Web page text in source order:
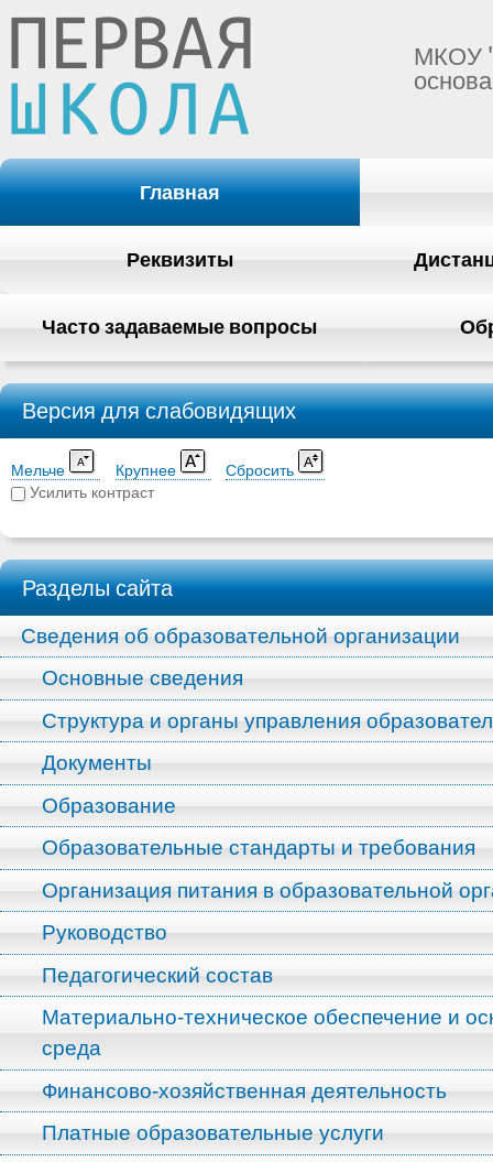
МКОУ
Главная
Реквизиты
Часто задаваемые вопросы
Версия для слабовидящих
Мельче Крупнее
Сбросить
Усилить контраст
Разделы сайта
Сведения об образовательной организации
Основные сведения
Структура и органы управления
Документы
Образование
Образовательные стандарты и требования
Организация питания в образовательной
Руководство
Педагогический состав
Материально-техническое обеспечение и
среда
Финансово-хозяйственная деятельность
Платные образовательные услуги